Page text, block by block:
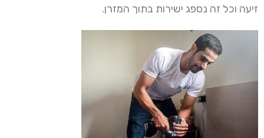
זיעה וכל זה נספג ישירות בתוך המזרן.